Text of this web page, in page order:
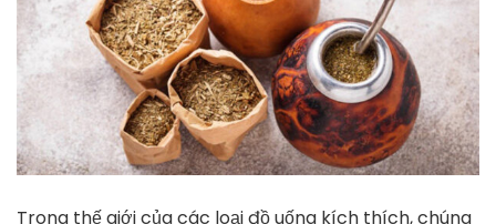
Trong thế giới của các loại đồ uống kích thích, chúng